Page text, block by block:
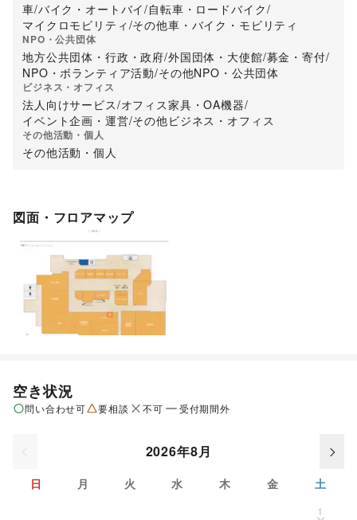
車/バイク・オートバイ/自転車・ロードバイク/
マイクロモビリティ /その他車・バイク・モビリティ
NPO・公共団体
地方公共団体・行政・政府/外国団体・大使館/募金・寄付/
NPO・ボランティア活動/その他NPO・公共団体
ビジネス・オフィス
法人向けサービス/オフィス家具・OA機器/
イベント企画・運営/その他ビジネス・オフィス
その他活動・個人
その他活動・個人
図面・フロアマップ
空き状況
問い合わせ可 要相談 不可 受付期間外
2026年8月
日 月 火 水 木 金 土
1